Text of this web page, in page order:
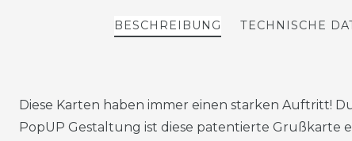
BESCHREIBUNG TECHNISCHE
Diese Karten haben immer einen starken Auftritt!
PopUP Gestaltung ist diese patentierte Grußkarte